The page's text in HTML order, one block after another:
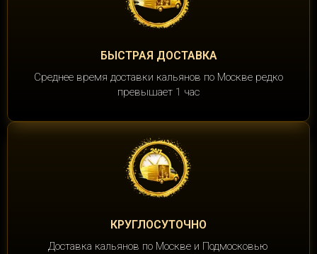
БЫСТРАЯ ДОСТАВКА
Среднее время доставки кальянов по Москве редко
превышает 1 час
КРУГЛОСУТОЧНО
Доставка кальянов по Москве и Подмосковью